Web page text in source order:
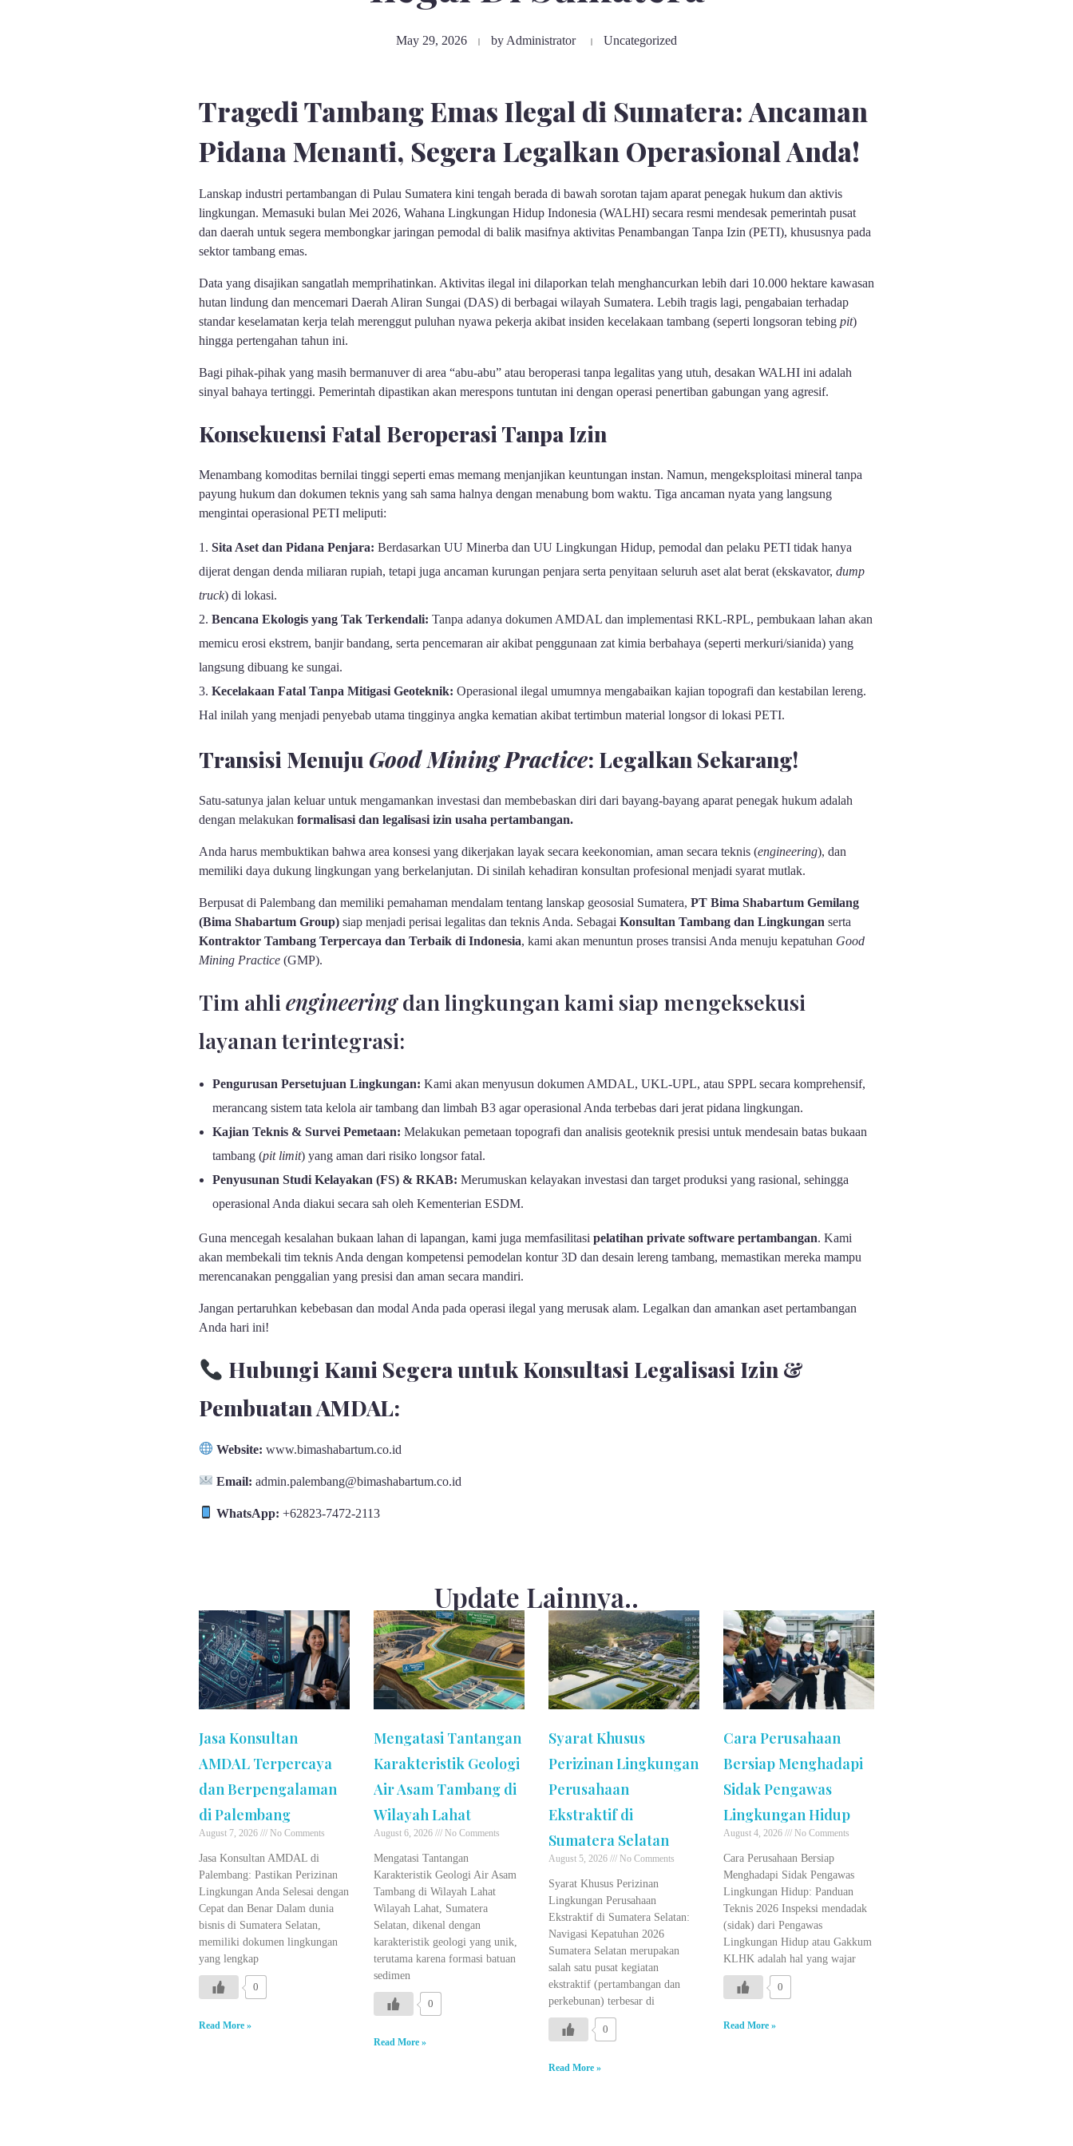
May 29, 2026 by Administrator Uncategorized
Tragedi Tambang Emas Ilegal di Sumatera: Ancaman
Pidana Menanti, Segera Legalkan Operasional Anda!
Lanskap industri pertambangan di Pulau Sumatera kini tengah berada di bawah sorotan tajam aparat penegak hukum dan aktivis
lingkungan. Memasuki bulan Mei 2026, Wahana Lingkungan Hidup Indonesia (WALHI) secara resmi mendesak pemerintah pusat
dan daerah untuk segera membongkar jaringan pemodal di balik masifnya aktivitas Penambangan Tanpa Izin (PETI), khususnya pada
sektor tambang emas.
Data yang disajikan sangatlah memprihatinkan. Aktivitas ilegal ini dilaporkan telah menghancurkan lebih dari 10.000 hektare kawasan
hutan lindung dan mencemari Daerah Aliran Sungai (DAS) di berbagai wilayah Sumatera. Lebih tragis lagi, pengabaian terhadap
standar keselamatan kerja telah merenggut puluhan nyawa pekerja akibat insiden kecelakaan tambang (seperti longsoran tebing pit)
hingga pertengahan tahun ini.
Bagi pihak-pihak yang masih bermanuver di area “abu-abu” atau beroperasi tanpa legalitas yang utuh, desakan WALHI ini adalah
sinyal bahaya tertinggi. Pemerintah dipastikan akan merespons tuntutan ini dengan operasi penertiban gabungan yang agresif.
Konsekuensi Fatal Beroperasi Tanpa Izin
Menambang komoditas bernilai tinggi seperti emas memang menjanjikan keuntungan instan. Namun, mengeksploitasi mineral tanpa
payung hukum dan dokumen teknis yang sah sama halnya dengan menabung bom waktu. Tiga ancaman nyata yang langsung
mengintai operasional PETI meliputi:
Sita Aset dan Pidana Penjara: Berdasarkan UU Minerba dan UU Lingkungan Hidup, pemodal dan pelaku PETI tidak hanya
dijerat dengan denda miliaran rupiah, tetapi juga ancaman kurungan penjara serta penyitaan seluruh aset alat berat (ekskavator, dump
truck) di lokasi.
Bencana Ekologis yang Tak Terkendali: Tanpa adanya dokumen AMDAL dan implementasi RKL-RPL, pembukaan lahan akan
memicu erosi ekstrem, banjir bandang, serta pencemaran air akibat penggunaan zat kimia berbahaya (seperti merkuri/sianida) yang
langsung dibuang ke sungai.
Kecelakaan Fatal Tanpa Mitigasi Geoteknik: Operasional ilegal umumnya mengabaikan kajian topografi dan kestabilan lereng.
Hal inilah yang menjadi penyebab utama tingginya angka kematian akibat tertimbun material longsor di lokasi PETI.
Transisi Menuju Good Mining Practice: Legalkan Sekarang!
Satu-satunya jalan keluar untuk mengamankan investasi dan membebaskan diri dari bayang-bayang aparat penegak hukum adalah
dengan melakukan formalisasi dan legalisasi izin usaha pertambangan.
Anda harus membuktikan bahwa area konsesi yang dikerjakan layak secara keekonomian, aman secara teknis (engineering), dan
memiliki daya dukung lingkungan yang berkelanjutan. Di sinilah kehadiran konsultan profesional menjadi syarat mutlak.
Berpusat di Palembang dan memiliki pemahaman mendalam tentang lanskap geososial Sumatera, PT Bima Shabartum Gemilang
(Bima Shabartum Group)siap menjadi perisai legalitas dan teknis Anda. Sebagai Konsultan Tambang dan Lingkungan serta
Kontraktor Tambang Terpercaya dan Terbaik di Indonesia, kami akan menuntun proses transisi Anda menuju kepatuhan Good
Mining Practice(GMP).
Tim ahliengineeringdan lingkungan kami siap mengeksekusi
layanan terintegrasi:
Pengurusan Persetujuan Lingkungan: Kami akan menyusun dokumen AMDAL, UKL-UPL, atau SPPL secara komprehensif,
merancang sistem tata kelola air tambang dan limbah B3 agar operasional Anda terbebas dari jerat pidana lingkungan.
Kajian Teknis & Survei Pemetaan: Melakukan pemetaan topografi dan analisis geoteknik presisi untuk mendesain batas bukaan
tambang (pit limit) yang aman dari risiko longsor fatal.
Penyusunan Studi Kelayakan (FS) & RKAB: Merumuskan kelayakan investasi dan target produksi yang rasional, sehingga
operasional Anda diakui secara sah oleh Kementerian ESDM.
Guna mencegah kesalahan bukaan lahan di lapangan, kami juga memfasilitasi pelatihan private software pertambangan. Kami
akan membekali tim teknis Anda dengan kompetensi pemodelan kontur 3D dan desain lereng tambang, memastikan mereka mampu
merencanakan penggalian yang presisi dan aman secara mandiri.
Jangan pertaruhkan kebebasan dan modal Anda pada operasi ilegal yang merusak alam. Legalkan dan amankan aset pertambangan
Anda hari ini!
Hubungi Kami Segera untuk Konsultasi Legalisasi Izin &
Pembuatan AMDAL:
Website: www.bimashabartum.co.id
Email: admin.palembang@bimashabartum.co.id
WhatsApp: +62823-7472-2113
Update Lainnya..
Jasa Konsultan
AMDAL Terpercaya
dan Berpengalaman
di Palembang
August 7, 2026 No Comments
Jasa Konsultan AMDAL di
Palembang: Pastikan Perizinan
Lingkungan Anda Selesai dengan
Cepat dan Benar Dalam dunia
bisnis di Sumatera Selatan,
memiliki dokumen lingkungan
yang lengkap
0
Read More »
Mengatasi Tantangan
Karakteristik Geologi
Air Asam Tambang di
Wilayah Lahat
August 6, 2026 No Comments
Mengatasi Tantangan
Karakteristik Geologi Air Asam
Tambang di Wilayah Lahat
Wilayah Lahat, Sumatera
Selatan, dikenal dengan
karakteristik geologi yang unik,
terutama karena formasi batuan
sedimen
0
Read More »
Syarat Khusus
Perizinan Lingkungan
Perusahaan
Ekstraktif di
Sumatera Selatan
August 5, 2026 No Comments
Syarat Khusus Perizinan
Lingkungan Perusahaan
Ekstraktif di Sumatera Selatan:
Navigasi Kepatuhan 2026
Sumatera Selatan merupakan
salah satu pusat kegiatan
ekstraktif (pertambangan dan
perkebunan) terbesar di
0
Read More »
Cara Perusahaan
Bersiap Menghadapi
Sidak Pengawas
Lingkungan Hidup
August 4, 2026 No Comments
Cara Perusahaan Bersiap
Menghadapi Sidak Pengawas
Lingkungan Hidup: Panduan
Teknis 2026 Inspeksi mendadak
(sidak) dari Pengawas
Lingkungan Hidup atau Gakkum
KLHK adalah hal yang wajar
0
Read More »